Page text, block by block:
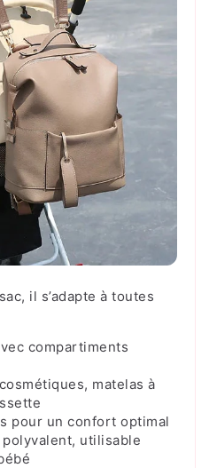
il s’adapte à toutes
compartiments
matelas à
pour un confort optimal
utilisable